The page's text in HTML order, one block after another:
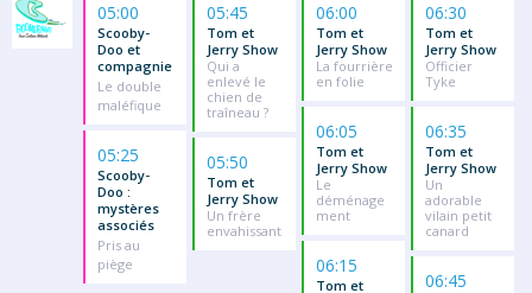
05:00
Scooby-
Doo et
compagnie
Le double
maléfique
05:25
Scooby-
Doo :
mystères
associés
Pris au
piège
05:45
Tom et
Jerry Show
Qui a
enlevé le
chien de
traîneau ?
05:50
Tom et
Jerry Show
Un frère
envahissant
06:00
Tom et
Jerry Show
La fourrière
en folie
06:05
Tom et
Jerry Show
Le
déménage
ment
06:15
Tom et
06:30
Tom et
Jerry Show
Officier
Tyke
06:35
Tom et
Jerry Show
Un
adorable
vilain petit
canard
06:45